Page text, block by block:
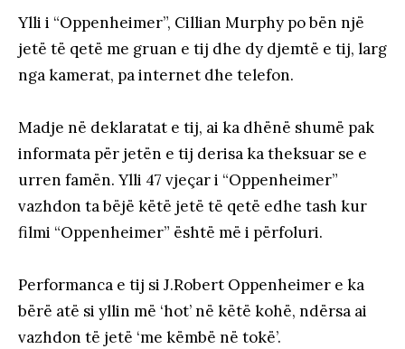
Ylli i “Oppenheimer”, Cillian Murphy po bën një
jetë të qetë me gruan e tij dhe dy djemtë e tij, larg
nga kamerat, pa internet dhe telefon.
Madje në deklaratat e tij, ai ka dhënë shumë pak
informata për jetën e tij derisa ka theksuar se e
urren famën. Ylli 47 vjeçar i “Oppenheimer”
vazhdon ta bëjë këtë jetë të qetë edhe tash kur
filmi “Oppenheimer” është më i përfoluri.
Performanca e tij si J.Robert Oppenheimer e ka
bërë atë si yllin më ‘hot’ në këtë kohë, ndërsa ai
vazhdon të jetë ‘me këmbë në tokë’.